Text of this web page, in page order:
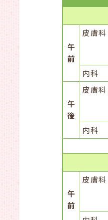
午
前
皮膚科
内科
午
後
皮膚科
内科
午
前
皮膚科